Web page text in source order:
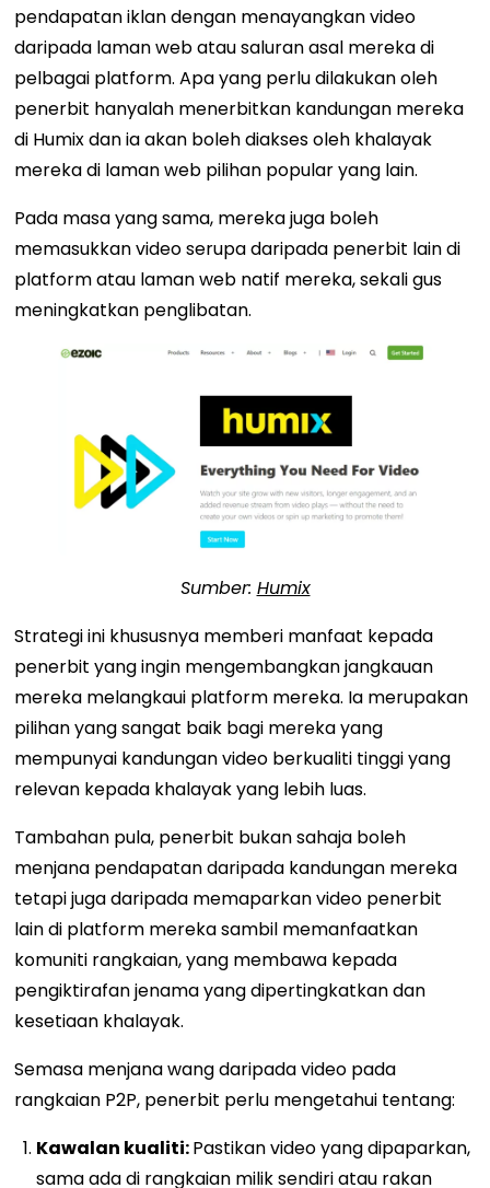
pendapatan iklan dengan menayangkan video
daripada laman web atau saluran asal mereka di
pelbagai platform. Apa yang perlu dilakukan oleh
penerbit hanyalah menerbitkan kandungan mereka
di Humix dan ia akan boleh diakses oleh khalayak
mereka di laman web pilihan popular yang lain.
Pada masa yang sama, mereka juga boleh
memasukkan video serupa daripada penerbit lain di
platform atau laman web natif mereka, sekali gus
meningkatkan penglibatan.
Sumber: Humix
Strategi ini khususnya memberi manfaat kepada
penerbit yang ingin mengembangkan jangkauan
mereka melangkaui platform mereka. Ia merupakan
pilihan yang sangat baik bagi mereka yang
mempunyai kandungan video berkualiti tinggi yang
relevan kepada khalayak yang lebih luas.
Tambahan pula, penerbit bukan sahaja boleh
menjana pendapatan daripada kandungan mereka
tetapi juga daripada memaparkan video penerbit
lain di platform mereka sambil memanfaatkan
komuniti rangkaian, yang membawa kepada
pengiktirafan jenama yang dipertingkatkan dan
kesetiaan khalayak.
Semasa menjana wang daripada video pada
rangkaian P2P, penerbit perlu mengetahui tentang:
Kawalan kualiti:Pastikan video yang dipaparkan,
sama ada di rangkaian milik sendiri atau rakan